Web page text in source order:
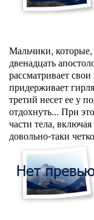
Мальчики,
двенадцать
рассматривает
придерживает
третий несет ее у
отдохнуть... При
части тела,
довольно-таки